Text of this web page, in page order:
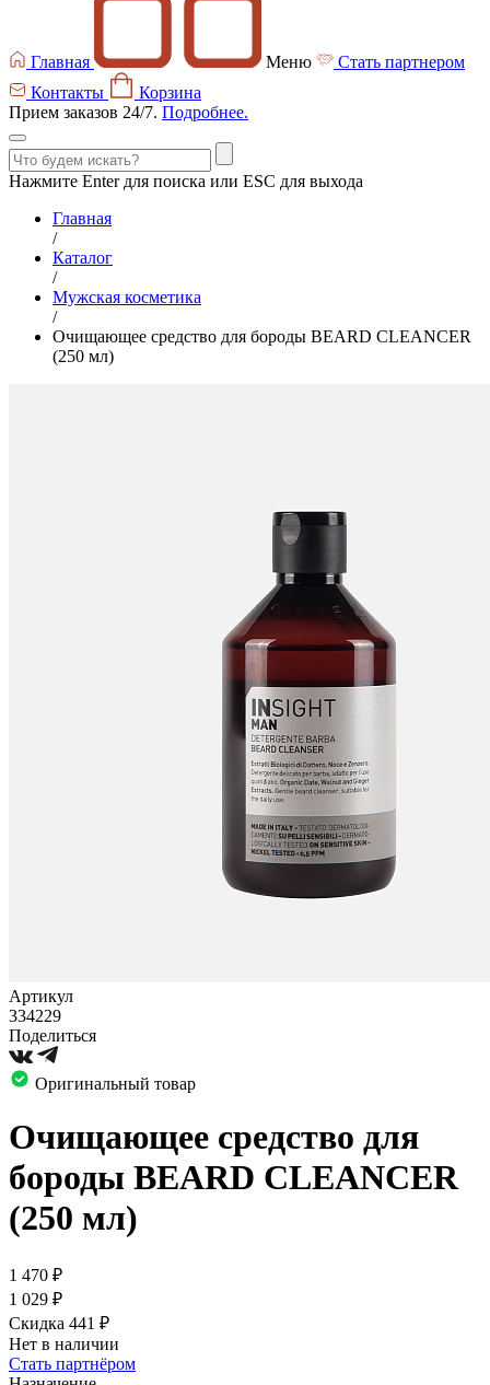
Главная Меню
Стать партнером
Контакты
Корзина
Прием заказов 24/7. Подробнее.
Нажмите Enter для поиска или ESC для выхода
Главная
/
Каталог
/
Мужская косметика
/
Очищающее средство для бороды BEARD CLEANCER
(250 мл)
Артикул
334229
Поделиться
Оригинальный товар
Очищающее средство для
бороды BEARD CLEANCER
(250 мл)
1 470 ₽
1 029 ₽
Скидка 441 ₽
Нет в наличии
Стать партнёром